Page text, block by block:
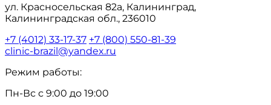
ул. Красносельская 82а, Калининград,
Калининградская обл., 236010
+7 (4012) 33-17-37 +7 (800) 550-81-39
clinic-brazil@yandex.ru
Режим работы:
Пн-Вс с 9:00 до 19:00